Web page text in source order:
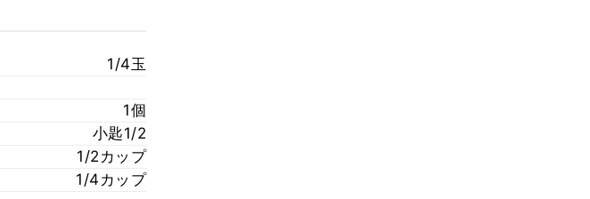
1/4玉
1個
小匙1/2
1/2カップ
1/4カップ